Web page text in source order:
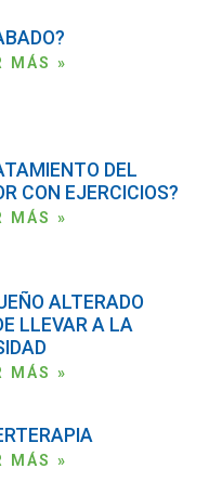
MÁS »
DEL
CON EJERCICIOS?
MÁS »
ALTERADO
LLEVAR A LA
MÁS »
MÁS »